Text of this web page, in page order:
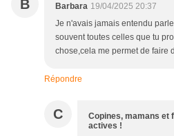
B Barbara 19/04/2025 20:37
Je n'avais jamais entendu
souvent toutes celles que tu
chose,cela me permet de faire
Répondre
C
Copines, mamans et
actives !